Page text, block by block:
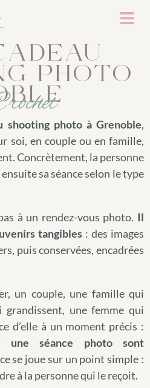
PHOTO
shooting photo à Grenoble,
soi, en couple ou en famille,
Concrètement, la personne
sa séance selon le type
à un rendez-vous photo. Il
tangibles : des images
puis conservées, encadrées
un couple, une famille qui
grandissent, une femme qui
d’elle à un moment précis :
une séance photo sont
se joue sur un point simple :
à la personne qui le reçoit.